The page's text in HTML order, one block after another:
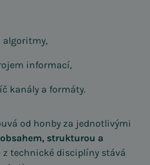
algoritmy,
informací,
kanály a formáty.
od honby za jednotlivými
strukturou a
z technické disciplíny stává